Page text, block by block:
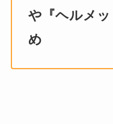
や『ヘルメ
め